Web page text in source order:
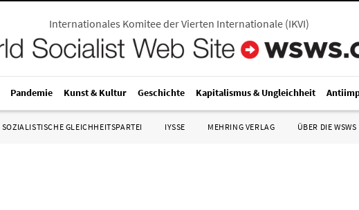
Internationales Komitee der Vierten Internationale (IKVI)
Pandemie Kunst & Kultur Geschichte Kapitalismus & Ungleichheit
SOZIALISTISCHE GLEICHHEITSPARTEI IYSSE MEHRING VERLAG ÜBER DIE WSWS